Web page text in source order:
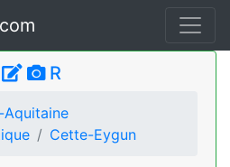
R
Aquitaine
Cette-Eygun